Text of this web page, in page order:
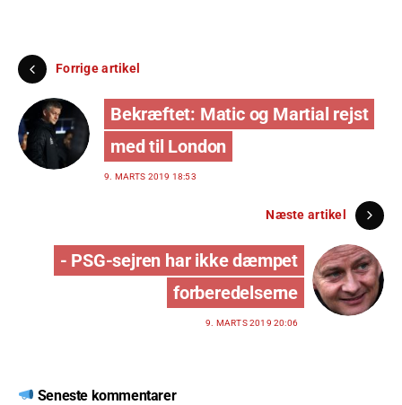
Forrige artikel
Bekræftet: Matic og Martial rejst
med til London
9. MARTS 2019 18:53
Næste artikel
- PSG-sejren har ikke dæmpet
forberedelserne
9. MARTS 2019 20:06
Seneste kommentarer